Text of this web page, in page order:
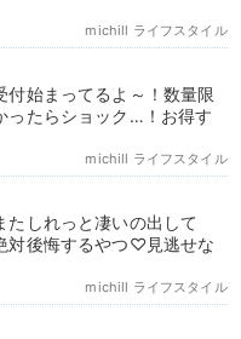
michill ライフスタイル
付始まってるよ～！数量限
ったらショック…！お得す
michill ライフスタイル
たしれっと凄いの出して
対後悔するやつ♡見逃せな
michill ライフスタイル